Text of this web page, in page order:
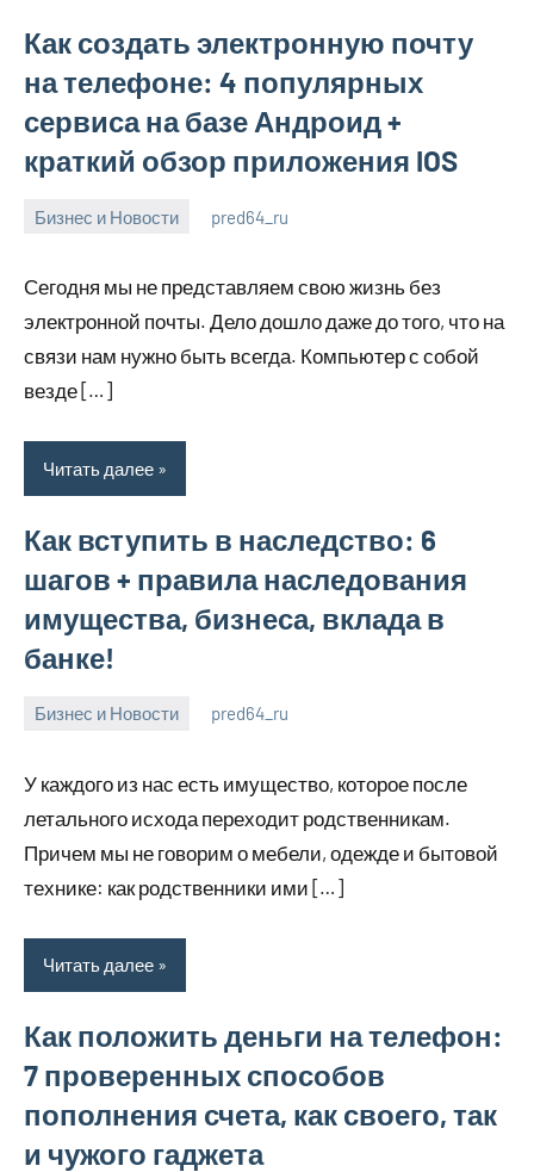
Как создать электронную почту
на телефоне: 4 популярных
сервиса на базе Андроид +
краткий обзор приложения IOS
Бизнес и Новости
2023
pred64_ru
Сегодня мы не представляем свою жизнь без
электронной почты. Дело дошло даже до того, что на
связи нам нужно быть всегда. Компьютер с собой
везде […]
Читать далее
Как вступить в наследство: 6
шагов + правила наследования
имущества, бизнеса, вклада в
банке!
Бизнес и Новости
2023
pred64_ru
У каждого из нас есть имущество, которое после
летального исхода переходит родственникам.
Причем мы не говорим о мебели, одежде и бытовой
технике: как родственники ими […]
Читать далее
Как положить деньги на телефон:
7 проверенных способов
пополнения счета, как своего, так
и чужого гаджета